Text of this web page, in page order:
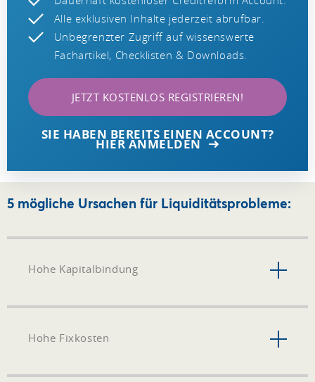
Alle exklusiven Inhalte jederzeit abrufbar.
Unbegrenzter Zugriff auf wissenswerte
Fachartikel, Checklisten & Downloads.
JETZT KOSTENLOS REGISTRIEREN!
SIE HABEN BEREITS EINEN ACCOUNT?
HIER ANMELDEN
5 mögliche Ursachen für Liquiditätsprobleme:
Hohe Kapitalbindung
Hohe Fixkosten